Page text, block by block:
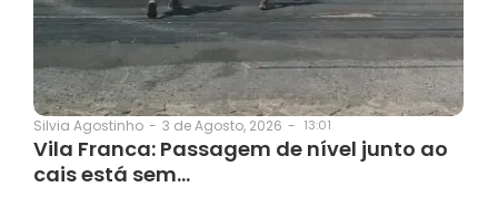
Silvia Agostinho - 3 de Agosto, 2026 - 13:01
Vila Franca: Passagem de nível junto ao
cais está sem…